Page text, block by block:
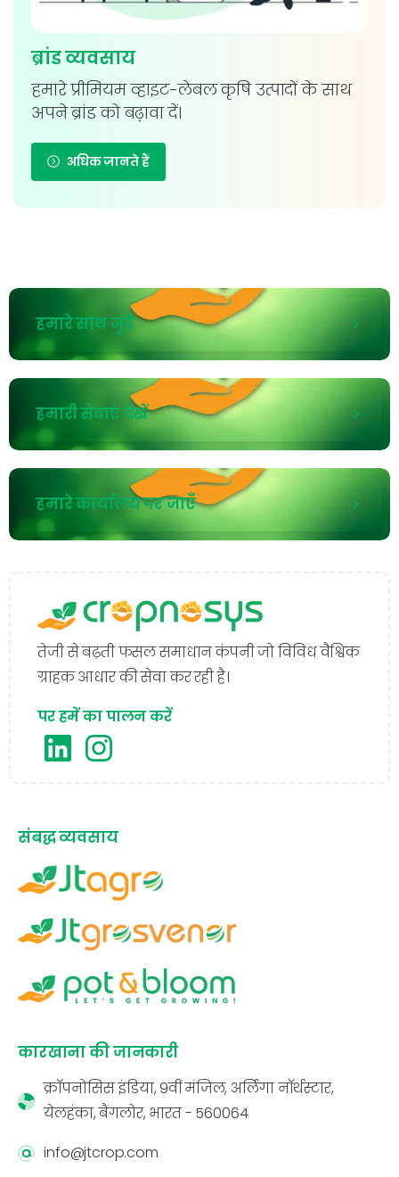
ब्रांड व्यवसाय
हमारे प्रीमियम व्हाइट-लेबल कृषि उत्पादों के साथ
अपने ब्रांड को बढ़ावा दें।
अधिक जानते हैं
हमारे साथ जुड़े
हमारी सेवाएं देखें
हमारे कार्यालय पर जाएँ
तेजी से बढ़ती फसल समाधान कंपनी जो विविध वैश्विक
ग्राहक आधार की सेवा कर रही है।
पर हमें का पालन करें
संबद्ध व्यवसाय
कारखाना की जानकारी
क्रॉपनोसिस इंडिया, 9वीं मंजिल, अर्लिगा नॉर्थस्टार,
येलहंका, बैंगलोर, भारत - 560064
info@jtcrop.com